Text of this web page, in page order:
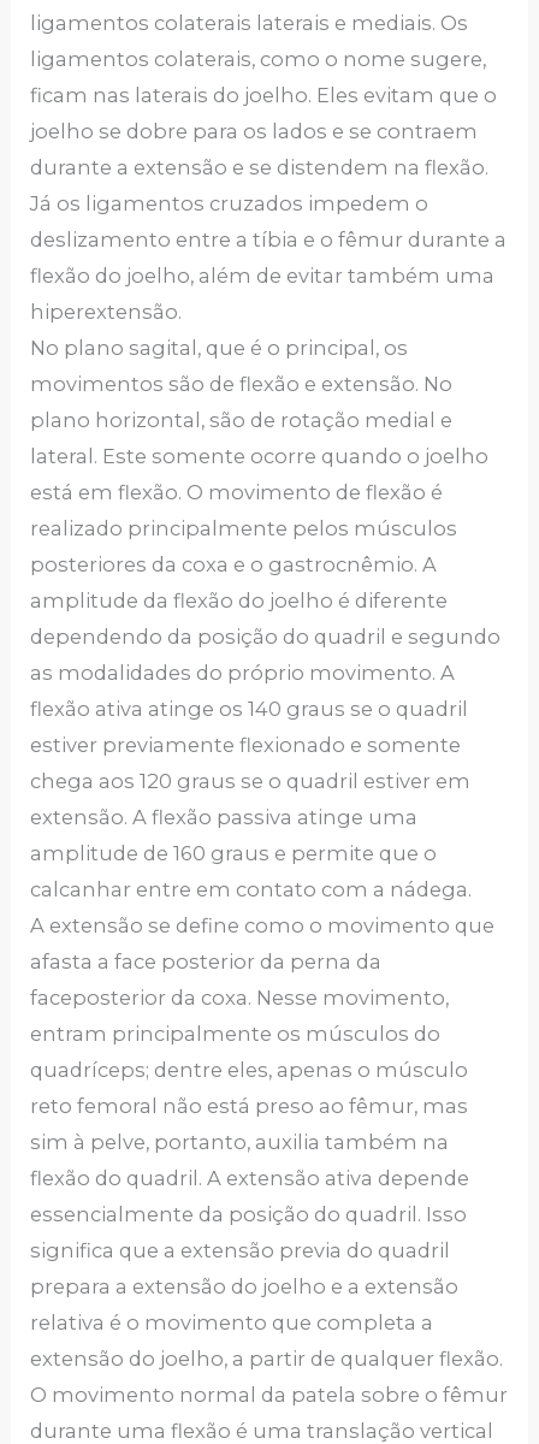
ligamentos colaterais laterais e mediais. Os
ligamentos colaterais, como o nome sugere,
ficam nas laterais do joelho. Eles evitam que o
joelho se dobre para os lados e se contraem
durante a extensão e se distendem na flexão.
Já os ligamentos cruzados impedem o
deslizamento entre a tíbia e o fêmur durante a
flexão do joelho, além de evitar também uma
hiperextensão.
No plano sagital, que é o principal, os
movimentos são de flexão e extensão. No
plano horizontal, são de rotação medial e
lateral. Este somente ocorre quando o joelho
está em flexão. O movimento de flexão é
realizado principalmente pelos músculos
posteriores da coxa e o gastrocnêmio. A
amplitude da flexão do joelho é diferente
dependendo da posição do quadril e segundo
as modalidades do próprio movimento. A
flexão ativa atinge os 140 graus se o quadril
estiver previamente flexionado e somente
chega aos 120 graus se o quadril estiver em
extensão. A flexão passiva atinge uma
amplitude de 160 graus e permite que o
calcanhar entre em contato com a nádega.
A extensão se define como o movimento que
afasta a face posterior da perna da
faceposterior da coxa. Nesse movimento,
entram principalmente os músculos do
quadríceps; dentre eles, apenas o músculo
reto femoral não está preso ao fêmur, mas
sim à pelve, portanto, auxilia também na
flexão do quadril. A extensão ativa depende
essencialmente da posição do quadril. Isso
significa que a extensão previa do quadril
prepara a extensão do joelho e a extensão
relativa é o movimento que completa a
extensão do joelho, a partir de qualquer flexão.
O movimento normal da patela sobre o fêmur
durante uma flexão é uma translação vertical